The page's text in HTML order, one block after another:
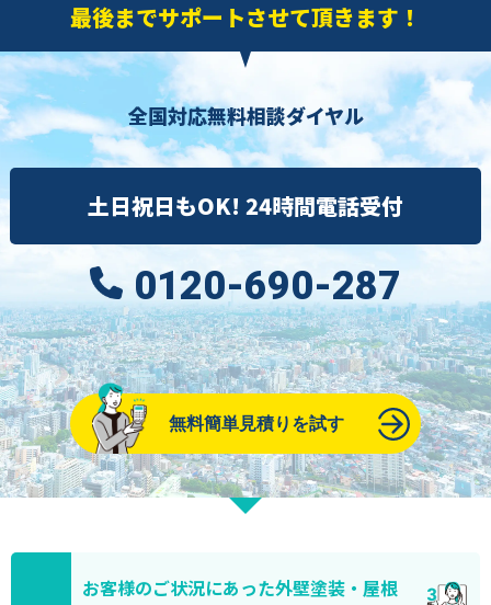
最後までサポートさせて頂きます！
全国対応無料相談ダイヤル
土日祝日もOK! 24時間電話受付
0120-690-287
無料簡単見積りを試す
お客様のご状況にあった外壁塗装・屋根